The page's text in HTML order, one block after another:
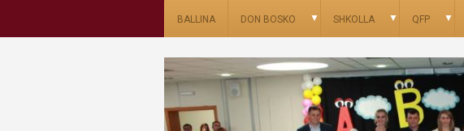
BALLINA DON BOSKO ▼ SHKOLLA ▼ QFP ▼